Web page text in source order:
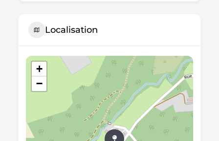
Localisation
+
−